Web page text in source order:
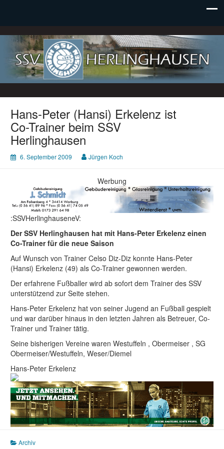
SSV Herlinghausen e. V.
Hans-Peter (Hansi) Erkelenz ist
Co-Trainer beim SSV
Herlinghausen
6. September 2009 Jürgen Koch
Werbung
:SSVHerlinghauseneV:
Der SSV Herlinghausen hat mit Hans-Peter Erkelenz einen
Co-Trainer für die neue Saison
Auf Wunsch von Trainer Celso Diz-Diz konnte Hans-Peter
(Hansi) Erkelenz (49) als Co-Trainer gewonnen werden.
Der erfahrene Fußballer wird ab sofort dem Trainer des SSV
unterstützend zur Seite stehen.
Hans-Peter Erkelenz hat von seiner Jugend an Fußball gespielt
und war darüber hinaus in den letzten Jahren als Betreuer, Co-
Trainer und Trainer tätig.
Seine bisherigen Vereine waren Westuffeln , Obermeiser , SG
Obermeiser/Westuffeln, Weser/Diemel
Hans-Peter Erkelenz
Archiv